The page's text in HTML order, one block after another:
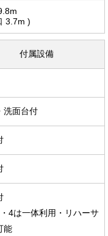
3.7m )
付属設備
洗面台付
4は一体利用・リハーサ
能